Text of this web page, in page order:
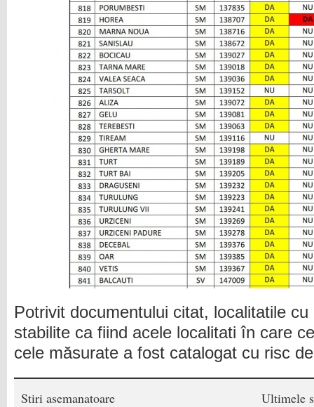
Potrivit documentului citat, localitatile
stabilite ca fiind acele localitati în care
cele măsurate a fost catalogat cu risc
Stiri asemanatoare Ultimele